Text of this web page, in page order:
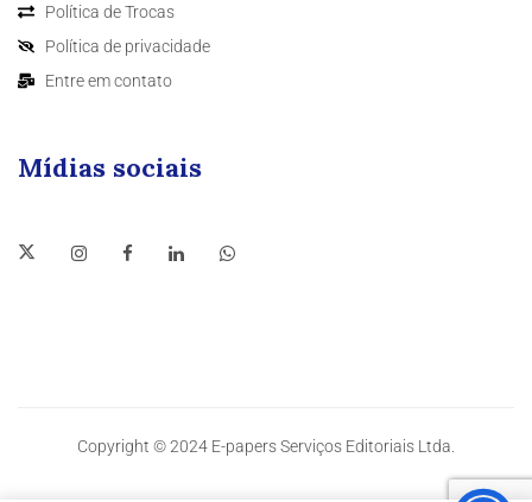
Política de Trocas
Política de privacidade
Entre em contato
Mídias sociais
Copyright © 2024 E-papers Serviços Editoriais Ltda.